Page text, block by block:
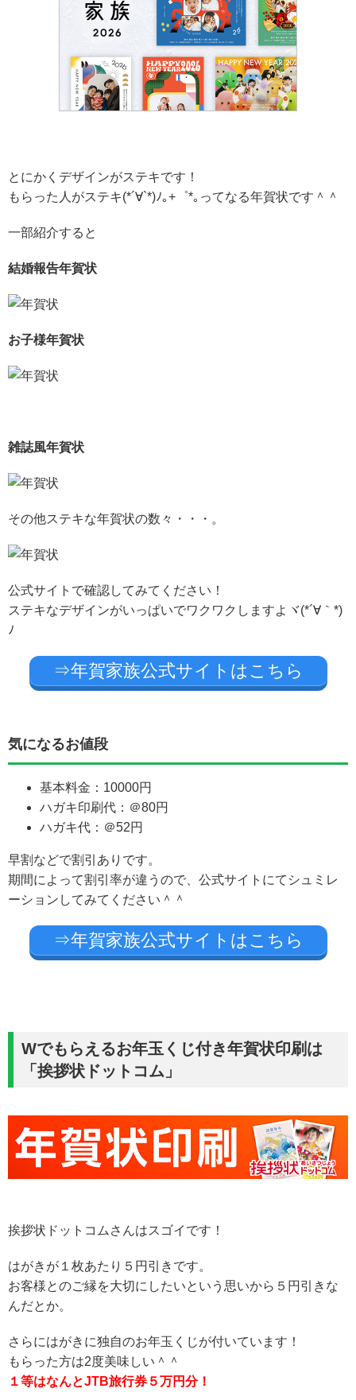
とにかくデザインがステキです！
もらった人がステキ(*´∀`*)ﾉ｡+゜*｡ってなる年賀状です＾＾
一部紹介すると
結婚報告年賀状
お子様年賀状
雑誌風年賀状
その他ステキな年賀状の数々・・・。
公式サイトで確認してみてください！
ステキなデザインがいっぱいでワクワクしますよヾ(*´∀｀*)
ﾉ
⇒年賀家族公式サイトはこちら
気になるお値段
基本料金：10000円
ハガキ印刷代：＠80円
ハガキ代：＠52円
早割などで割引ありです。
期間によって割引率が違うので、公式サイトにてシュミレ
ーションしてみてください＾＾
⇒年賀家族公式サイトはこちら
Wでもらえるお年玉くじ付き年賀状印刷は
「挨拶状ドットコム」
挨拶状ドットコムさんはスゴイです！
はがきが１枚あたり５円引きです。
お客様とのご縁を大切にしたいという思いから５円引きな
んだとか。
さらにはがきに独自のお年玉くじが付いています！
もらった方は2度美味しい＾＾
１等はなんとJTB旅行券５万円分！